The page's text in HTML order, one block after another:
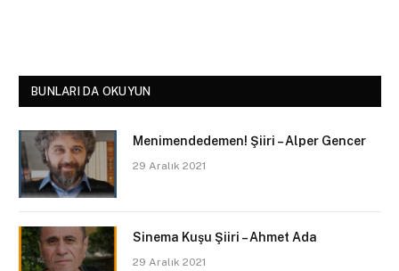
BUNLARI DA OKUYUN
Menimendedemen! Şiiri – Alper Gencer
29 Aralık 2021
Sinema Kuşu Şiiri – Ahmet Ada
29 Aralık 2021